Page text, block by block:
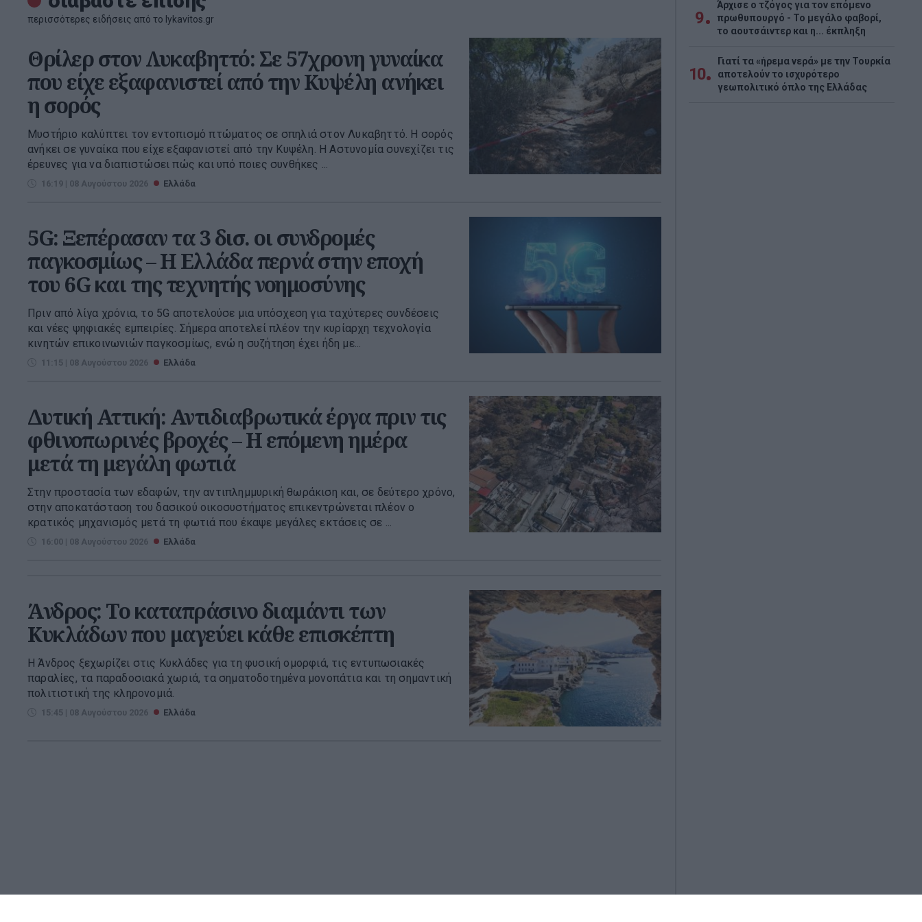
περισσότερες ειδήσεις από το lykavitos.gr
Θρίλερ στον Λυκαβηττό: Σε 57χρονη γυναίκα
που είχε εξαφανιστεί από την Κυψέλη ανήκει
η σορός
Μυστήριο καλύπτει τον εντοπισμό πτώματος σε σπηλιά στον Λυκαβηττό. Η σορός
ανήκει σε γυναίκα που είχε εξαφανιστεί από την Κυψέλη. Η Αστυνομία συνεχίζει τις
έρευνες για να διαπιστώσει πώς και υπό ποιες συνθήκες ...
16:19 | 08 Αυγούστου 2026 Ελλάδα
5G: Ξεπέρασαν τα 3 δισ. οι συνδρομές
παγκοσμίως – Η Ελλάδα περνά στην εποχή
του 6G και της τεχνητής νοημοσύνης
Πριν από λίγα χρόνια, το 5G αποτελούσε μια υπόσχεση για ταχύτερες συνδέσεις
και νέες ψηφιακές εμπειρίες. Σήμερα αποτελεί πλέον την κυρίαρχη τεχνολογία
κινητών επικοινωνιών παγκοσμίως, ενώ η συζήτηση έχει ήδη με...
11:15 | 08 Αυγούστου 2026 Ελλάδα
Δυτική Αττική: Αντιδιαβρωτικά έργα πριν τις
φθινοπωρινές βροχές – Η επόμενη ημέρα
μετά τη μεγάλη φωτιά
Στην προστασία των εδαφών, την αντιπλημμυρική θωράκιση και, σε δεύτερο χρόνο,
στην αποκατάσταση του δασικού οικοσυστήματος επικεντρώνεται πλέον ο
κρατικός μηχανισμός μετά τη φωτιά που έκαψε μεγάλες εκτάσεις σε ...
16:00 | 08 Αυγούστου 2026 Ελλάδα
Άνδρος: Το καταπράσινο διαμάντι των
Κυκλάδων που μαγεύει κάθε επισκέπτη
Η Άνδρος ξεχωρίζει στις Κυκλάδες για τη φυσική ομορφιά, τις εντυπωσιακές
παραλίες, τα παραδοσιακά χωριά, τα σηματοδοτημένα μονοπάτια και τη σημαντική
πολιτιστική της κληρονομιά.
15:45 | 08 Αυγούστου 2026 Ελλάδα
9
Άρχισε ο τζόγος για τον επόμενο
πρωθυπουργό - Το μεγάλο φαβορί,
το αουτσάιντερ και η... έκπληξη
10
Γιατί τα «ήρεμα νερά» με την Τουρκία
αποτελούν το ισχυρότερο
γεωπολιτικό όπλο της Ελλάδας